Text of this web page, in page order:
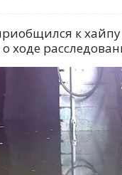
к
ходе